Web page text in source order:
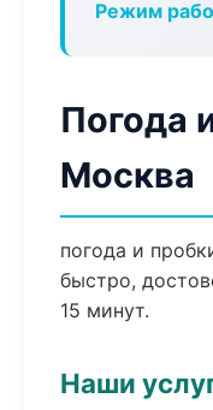
Режим
Погода
Москва
погода и
быстро,
15 минут.
Наши